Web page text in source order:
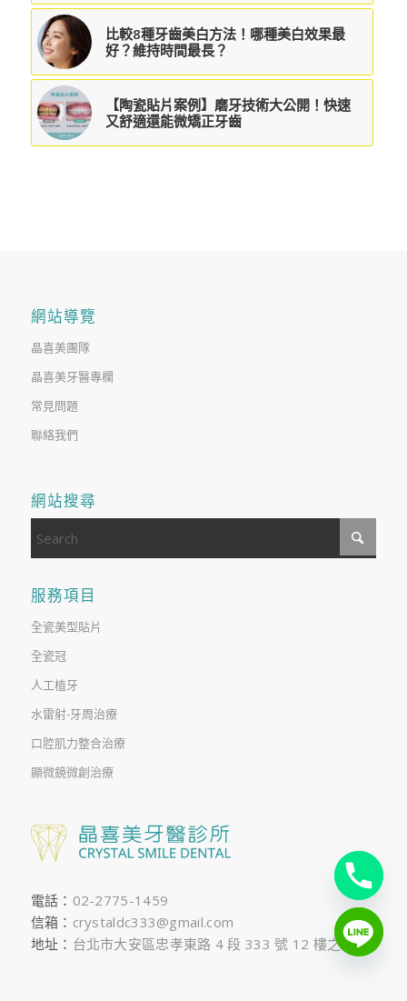
比較8種牙齒美白方法！哪種美白效果最
好？維持時間最長？
【陶瓷貼片案例】磨牙技術大公開！快速
又舒適還能微矯正牙齒
網站導覽
晶喜美團隊
晶喜美牙醫專欄
常見問題
聯絡我們
網站搜尋
服務項目
全瓷美型貼片
全瓷冠
人工植牙
水雷射-牙周治療
口腔肌力整合治療
顯微鏡微創治療
電話： 02-2775-1459
信箱： crystaldc333@gmail.com
地址： 台北市大安區忠孝東路 4 段 333 號 12 樓之 1